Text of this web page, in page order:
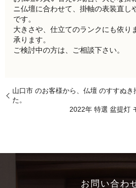
ニ仏壇に合わせて、掛軸の表装直し
です。
大きさや、仕立てのランクにも依り
承ります。
ご検討中の方は、ご相談下さい。
山口市 のお客様から、仏壇 のすすぬき
た。
2022年 特選 盆提灯
お問い合わ